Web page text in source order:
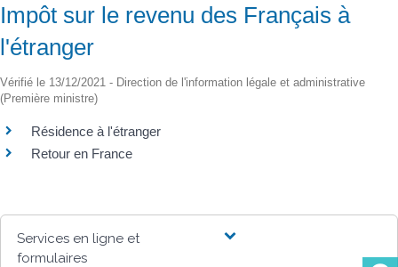
Impôt sur le revenu des Français à
l'étranger
Vérifié le 13/12/2021 - Direction de l'information légale et administrative
(Première ministre)
Résidence à l'étranger
Retour en France
Services en ligne et
formulaires